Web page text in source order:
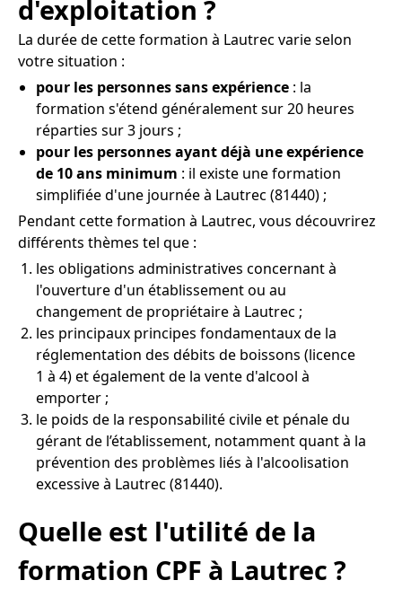
d'exploitation ?
La durée de cette formation à Lautrec varie selon
votre situation :
pour les personnes sans expérience : la
formation s'étend généralement sur 20 heures
réparties sur 3 jours ;
pour les personnes ayant déjà une expérience
de 10 ans minimum : il existe une formation
simplifiée d'une journée à Lautrec (81440) ;
Pendant cette formation à Lautrec, vous découvrirez
différents thèmes tel que :
les obligations administratives concernant à
l'ouverture d'un établissement ou au
changement de propriétaire à Lautrec ;
les principaux principes fondamentaux de la
réglementation des débits de boissons (licence
1 à 4) et également de la vente d'alcool à
emporter ;
le poids de la responsabilité civile et pénale du
gérant de l’établissement, notamment quant à la
prévention des problèmes liés à l'alcoolisation
excessive à Lautrec (81440).
Quelle est l'utilité de la
formation CPF à Lautrec ?